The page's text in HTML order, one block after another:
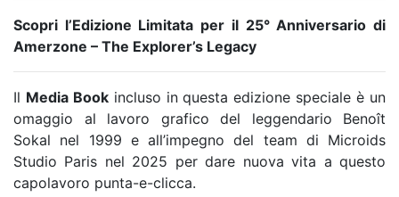
Scopri l’Edizione Limitata per il 25° Anniversario di
Amerzone – The Explorer’s Legacy
Il Media Bookincluso in questa edizione speciale è un
omaggio al lavoro grafico del leggendario Benoît
Sokal nel 1999 e all’impegno del team di Microids
Studio Paris nel 2025 per dare nuova vita a questo
capolavoro punta-e-clicca.